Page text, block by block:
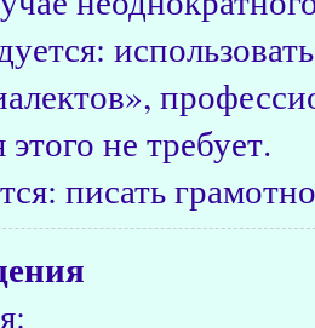
не требует.
писать